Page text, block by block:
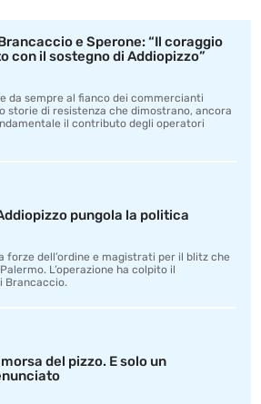
e Sperone: “Il coraggio
con il sostegno di Addiopizzo”
da sempre al fianco dei commercianti
storie di resistenza che dimostrano, ancora
il contributo degli operatori
pungola la politica
forze dell’ordine e magistrati per il blitz che
L’operazione ha colpito il
Brancaccio.
del pizzo. E solo un